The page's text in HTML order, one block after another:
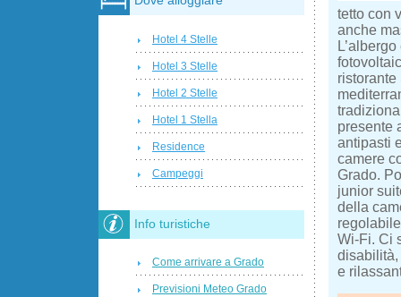
tetto con
anche
presente
antipasti
camere
Grado.
junior
della
Wi-Fi. Ci
disabilità,
e
Hotel 4 Stelle
Hotel 3 Stelle
Hotel 2 Stelle
Hotel 1 Stella
Residence
Campeggi
Info turistiche
Come arrivare a Grado
Previsioni Meteo Grado